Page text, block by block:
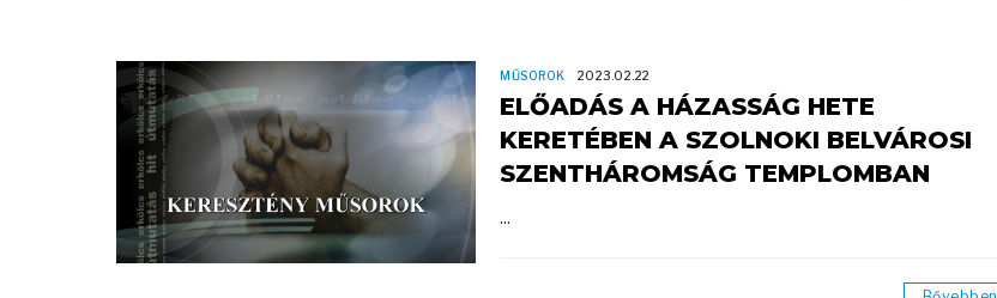
MŰSOROK 2023.02.22
ELŐADÁS A HÁZASSÁG HETE
KERETÉBEN A SZOLNOKI BELVÁROSI
SZENTHÁROMSÁG TEMPLOMBAN
...